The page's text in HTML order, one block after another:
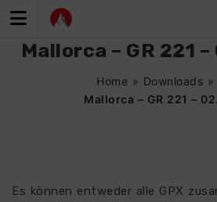
Inhalt
Mallorca – GR 221
Home » Downloads »
Mallorca – GR 221 –
Es können entweder alle GPX